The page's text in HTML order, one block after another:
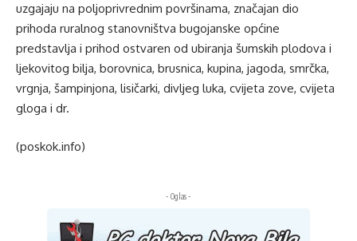
uzgajaju na poljoprivrednim površinama, značajan dio
prihoda ruralnog stanovništva bugojanske općine
predstavlja i prihod ostvaren od ubiranja šumskih plodova i
ljekovitog bilja, borovnica, brusnica, kupina, jagoda, smrčka,
vrgnja, šampinjona, lisičarki, divljeg luka, cvijeta zove, cvijeta
gloga i dr.
(poskok.info)
- Oglas -